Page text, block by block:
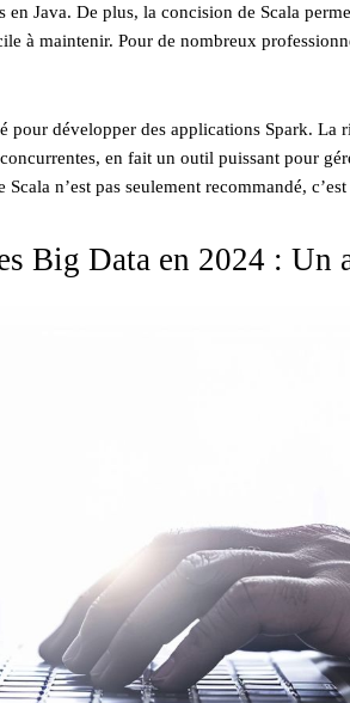
en Java. De plus, la concision de Scala
à maintenir. Pour de nombreux
développer des applications Spark. La
en fait un outil puissant pour
n’est pas seulement recommandé, c’est
Big Data en 2024 : Un